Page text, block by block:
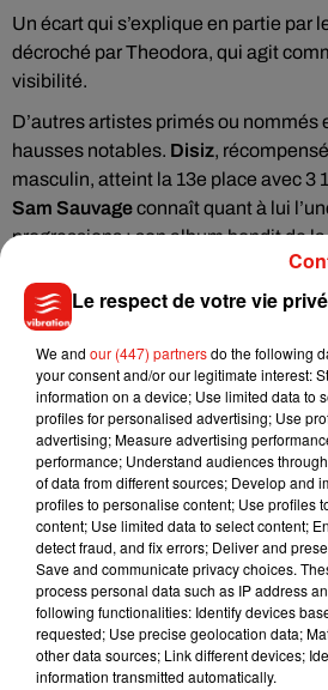
Un écart qui s’explique en partie par
décroché par Theodora, qui agit
visibilité.
D’autres artistes primés ou nommés
hausses notables. Disiz,
masculin, atteint la 13e place avec 3
Sam Sauvageconnaît quant à lui
progressions : son album bondit de
En tête du classement général, hors
Bunnyconserve la première place
DeBÍ TiRAR MáS FOToS , porté par
Bowl.
Si Helena confirme son ancrage
Theodora qui domine le match des
de la Musique cette année. Les
si cette dynamique se maintient ou
Musique
Le respect de votre vie
We and our (447) partnersdo the following
your consent and/or our legitimate interest:
information on a device; Use limited data to
profiles for personalised advertising; Use
advertising; Measure advertising
performance; Understand audiences
of data from different sources; Develop and
profiles to personalise content; Use profiles
content; Use limited data to select content;
detect fraud, and fix errors; Deliver and
Save and communicate privacy choices.
process personal data such as IP address
following functionalities: Identify devices
requested; Use precise geolocation data;
other data sources; Link different devices;
information transmitted automatically.